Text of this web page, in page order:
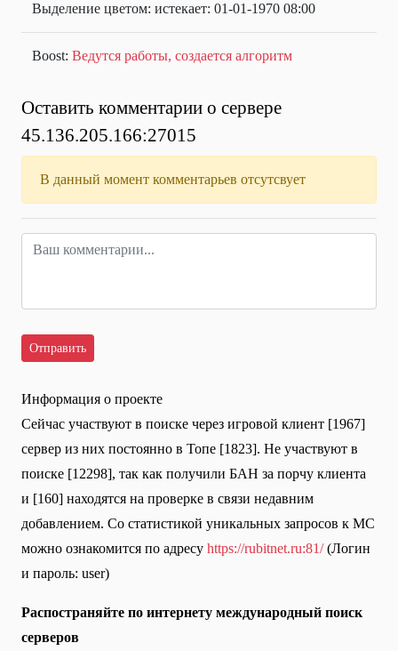
Выделение цветом: истекает: 01-01-1970 08:00
Boost: Ведутся работы, создается алгоритм
Оставить комментарии о сервере
45.136.205.166:27015
В данный момент комментарьев отсутсвует
Информация о проекте
Сейчас участвуют в поиске через игровой клиент [1967]
сервер из них постоянно в Топе [1823]. Не участвуют в
поиске [12298], так как получили БАН за порчу клиента
и [160] находятся на проверке в связи недавним
добавлением. Со статистикой уникальных запросов к МС
можно ознакомится по адресу https://rubitnet.ru:81/(Логин
и пароль: user)
Распостраняйте по интернету международный поиск
серверов